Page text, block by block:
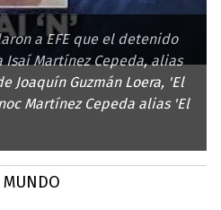
a EFE que el detenido
Martínez Cepeda, alias
Joaquín Guzmán Loera, 'El
Martínez Cepeda alias 'El
MUNDO